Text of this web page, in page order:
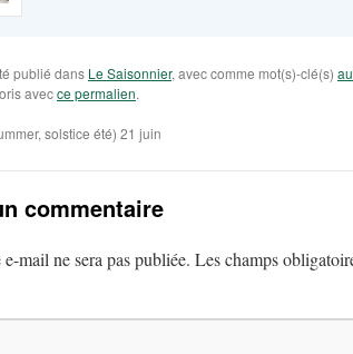
publié dans Le Saisonnier, avec comme mot(s)-clé(s)
avecce permalien.
solstice été) 21 juin
commentaire
mail ne sera pas publiée. Les champs